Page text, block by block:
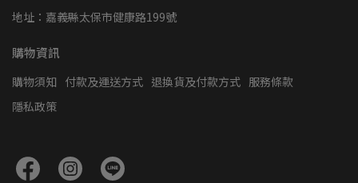
地址：嘉義縣太保市健康路199號
購物資訊
購物須知 付款及運送方式 退換貨及付款方式 服務條款
隱私政策